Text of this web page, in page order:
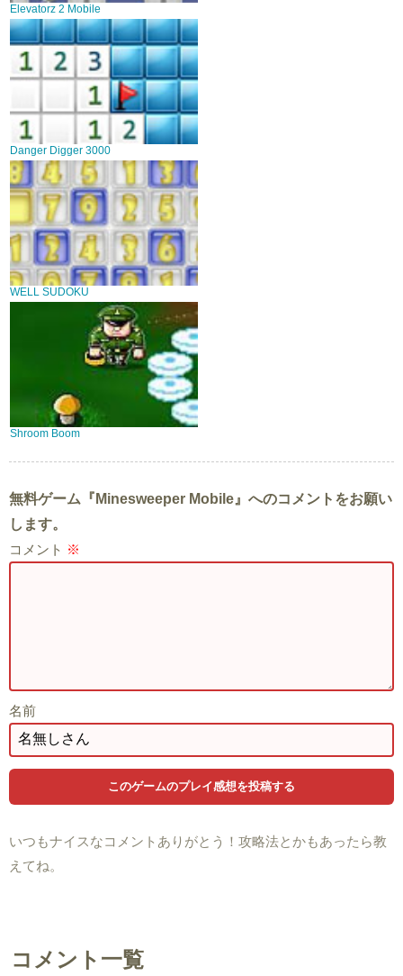
Elevatorz 2 Mobile
Danger Digger 3000
WELL SUDOKU
Shroom Boom
無料ゲーム『Minesweeper Mobile』へのコメントをお願い
します。
コメント ※
名前
いつもナイスなコメントありがとう！攻略法とかもあったら教
えてね。
コメント一覧